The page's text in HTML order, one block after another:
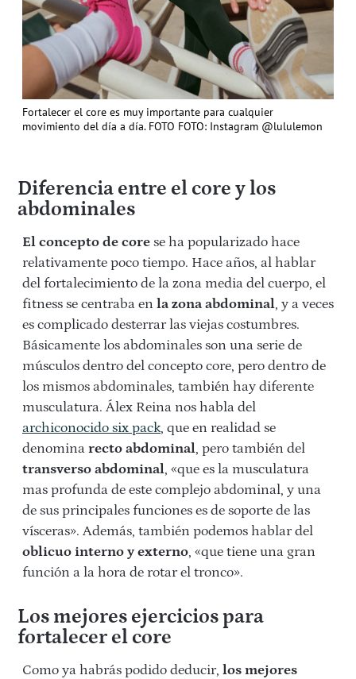
Fortalecer el core es muy importante para cualquier
movimiento del día a día. FOTO FOTO: Instagram @lululemon
Diferencia entre el core y los
abdominales
El concepto de core se ha popularizado hace
relativamente poco tiempo. Hace años, al hablar
del fortalecimiento de la zona media del cuerpo, el
fitness se centraba en la zona abdominal, y a veces
es complicado desterrar las viejas costumbres.
Básicamente los abdominales son una serie de
músculos dentro del concepto core, pero dentro de
los mismos abdominales, también hay diferente
musculatura. Álex Reina nos habla del
archiconocido six pack, que en realidad se
denomina recto abdominal, pero también del
transverso abdominal, «que es la musculatura
mas profunda de este complejo abdominal, y una
de sus principales funciones es de soporte de las
vísceras». Además, también podemos hablar del
oblicuo interno y externo, «que tiene una gran
función a la hora de rotar el tronco».
Los mejores ejercicios para
fortalecer el core
Como ya habrás podido deducir, los mejores